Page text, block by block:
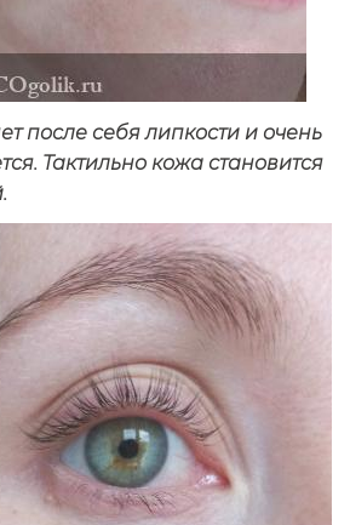
после себя липкости и очень
Тактильно кожа становится